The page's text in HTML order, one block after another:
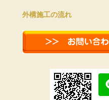
外構施工の流れ